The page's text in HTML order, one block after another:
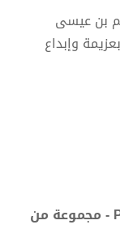
بن عيسى
وإبداع
تحميل كتاب الأمل في وجه الظلام PDF - مجموعة من